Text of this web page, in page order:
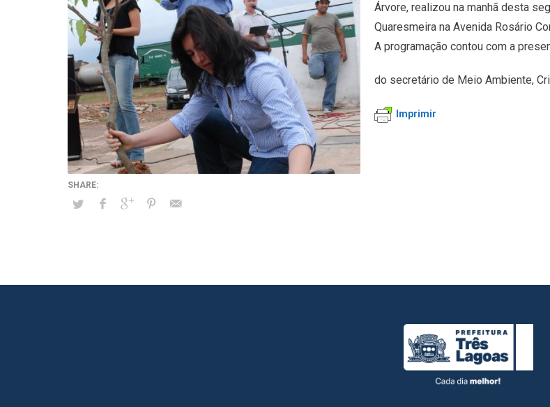
Árvore, realizou na manhã desta
Quaresmeira na Avenida Rosário
A programação contou com a
do secretário de Meio Ambiente,
Imprimir